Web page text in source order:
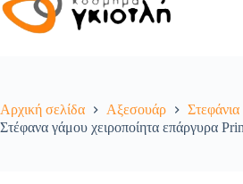
Αρχική σελίδα Αξεσουάρ
Στέφανα γάμου χειροποίητα επάργυρα